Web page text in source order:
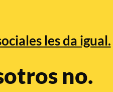
les da igual.
no.